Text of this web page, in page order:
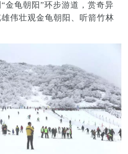
金龟朝阳”环步游道，赏奇异
伟壮观金龟朝阳、听箭竹林